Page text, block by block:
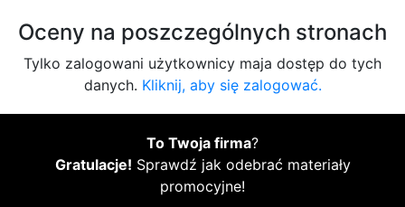
Oceny na poszczególnych stronach
Tylko zalogowani użytkownicy maja dostęp do tych
danych. Kliknij, aby się zalogować.
To Twoja firma?
Gratulacje! Sprawdź jak odebrać materiały
promocyjne!